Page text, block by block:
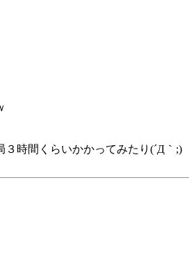
時間くらいかかってみたり(´Д｀;)